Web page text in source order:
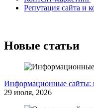
Репутация сайта и
Новые статьи
Информационные сайты:
29 июля, 2026